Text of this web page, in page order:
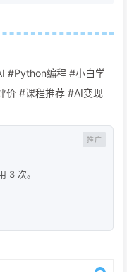
#Python编程 #小白学
价 #课程推荐 #AI变现
3 次。